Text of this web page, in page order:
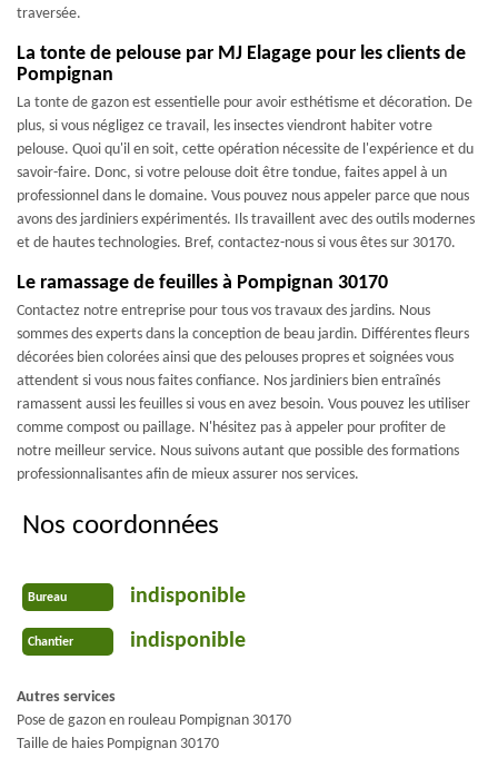
traversée.
La tonte de pelouse par MJ Elagage pour les clients de
Pompignan
La tonte de gazon est essentielle pour avoir esthétisme et décoration. De
plus, si vous négligez ce travail, les insectes viendront habiter votre
pelouse. Quoi qu'il en soit, cette opération nécessite de l'expérience et du
savoir-faire. Donc, si votre pelouse doit être tondue, faites appel à un
professionnel dans le domaine. Vous pouvez nous appeler parce que nous
avons des jardiniers expérimentés. Ils travaillent avec des outils modernes
et de hautes technologies. Bref, contactez-nous si vous êtes sur 30170.
Le ramassage de feuilles à Pompignan 30170
Contactez notre entreprise pour tous vos travaux des jardins. Nous
sommes des experts dans la conception de beau jardin. Différentes fleurs
décorées bien colorées ainsi que des pelouses propres et soignées vous
attendent si vous nous faites confiance. Nos jardiniers bien entraînés
ramassent aussi les feuilles si vous en avez besoin. Vous pouvez les utiliser
comme compost ou paillage. N'hésitez pas à appeler pour profiter de
notre meilleur service. Nous suivons autant que possible des formations
professionnalisantes afin de mieux assurer nos services.
Nos coordonnées
Bureau indisponible
Chantier indisponible
Autres services
Pose de gazon en rouleau Pompignan 30170
Taille de haies Pompignan 30170